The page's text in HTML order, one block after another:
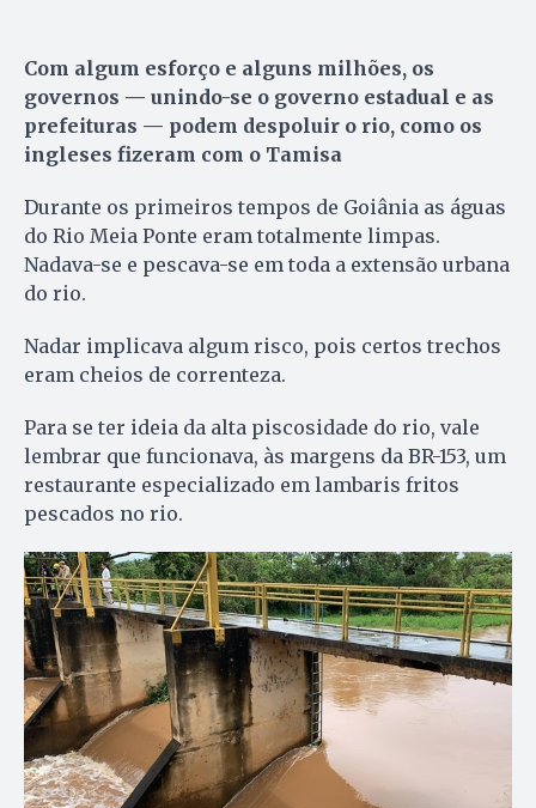
Com algum esforço e alguns milhões, os
governos — unindo-se o governo estadual e as
prefeituras — podem despoluir o rio, como os
ingleses fizeram com o Tamisa
Durante os primeiros tempos de Goiânia as águas
do Rio Meia Ponte eram totalmente limpas.
Nadava-se e pescava-se em toda a extensão urbana
do rio.
Nadar implicava algum risco, pois certos trechos
eram cheios de correnteza.
Para se ter ideia da alta piscosidade do rio, vale
lembrar que funcionava, às margens da BR-153, um
restaurante especializado em lambaris fritos
pescados no rio.